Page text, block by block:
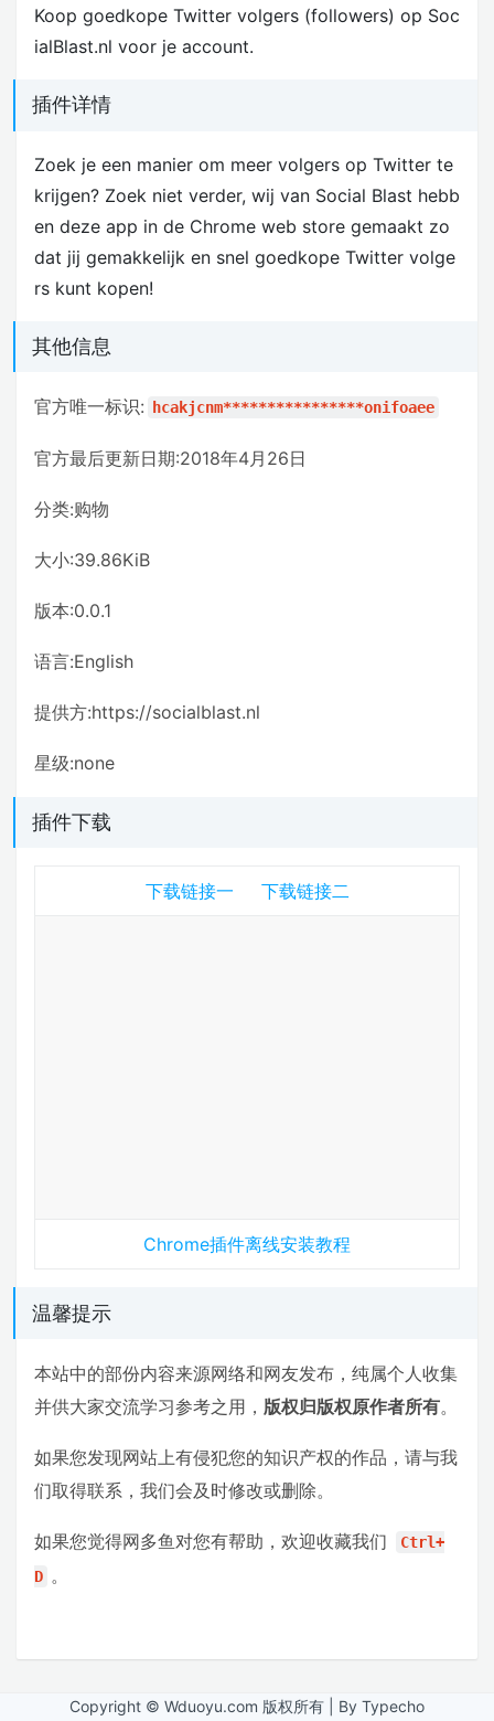
Koop goedkope Twitter volgers (followers) op Soc
ialBlast.nl voor je account.
插件详情
Zoek je een manier om meer volgers op Twitter te
krijgen? Zoek niet verder, wij van Social Blast hebb
en deze app in de Chrome web store gemaakt zo
dat jij gemakkelijk en snel goedkope Twitter volge
rs kunt kopen!
其他信息
官方唯一标识: hcakjcnm****************onifoaee
官方最后更新日期:2018年4月26日
分类:购物
大小:39.86KiB
版本:0.0.1
语言:English
提供方:https://socialblast.nl
星级:none
插件下载
下载链接一 下载链接二
Chrome插件离线安装教程
温馨提示
本站中的部份内容来源网络和网友发布，纯属个人收集
并供大家交流学习参考之用， 版权归版权原作者所有。
如果您发现网站上有侵犯您的知识产权的作品，请与我
们取得联系，我们会及时修改或删除。
如果您觉得网多鱼对您有帮助，欢迎收藏我们
Ctrl+
D 。
Copyright © Wduoyu.com 版权所有 | By Typecho